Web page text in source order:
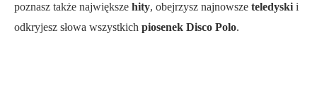
poznasz także największe hity, obejrzysz najnowsze teledyski i
odkryjesz słowa wszystkich piosenek Disco Polo.